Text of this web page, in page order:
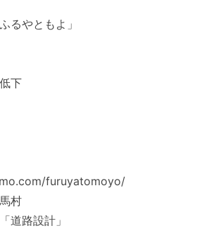
やともよ」
下
furuyatomoyo/
村
道路設計」